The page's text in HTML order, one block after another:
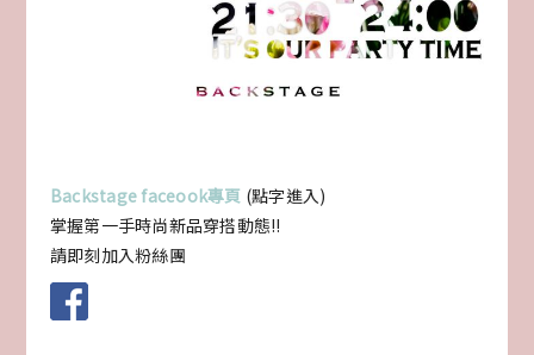
Backstage faceook專頁 (點字進入)
掌握第一手時尚新品穿搭動態!!
請即刻加入粉絲團